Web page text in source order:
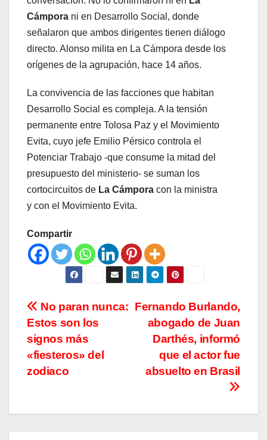
Cámpora ni en Desarrollo Social, donde
señalaron que ambos dirigentes tienen diálogo
directo. Alonso milita en La Cámpora desde los
orígenes de la agrupación, hace 14 años.
La convivencia de las facciones que habitan
Desarrollo Social es compleja. A la tensión
permanente entre Tolosa Paz y el Movimiento
Evita, cuyo jefe Emilio Pérsico controla el
Potenciar Trabajo -que consume la mitad del
presupuesto del ministerio- se suman los
cortocircuitos de La Cámpora con la ministra
y con el Movimiento Evita.
Compartir
Navegación
de
entradas
Fernando Burlando,
abogado de Juan
Darthés, informó
que el actor fue
absuelto en Brasil
No paran nunca:
Estos son los
signos más
«fiesteros» del
zodiaco